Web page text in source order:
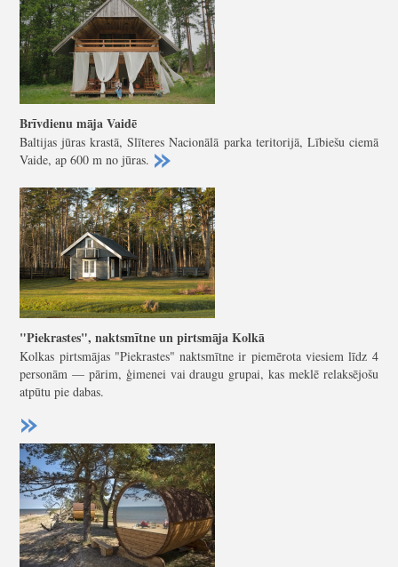
Brīvdienu māja Vaidē
Baltijas jūras krastā, Slīteres Nacionālā parka teritorijā, Lībiešu ciemā
Vaide, ap 600 m no jūras.
"Piekrastes", naktsmītne un pirtsmāja Kolkā
Kolkas pirtsmājas "Piekrastes" naktsmītne ir piemērota viesiem līdz 4
personām — pārim, ģimenei vai draugu grupai, kas meklē relaksējošu
atpūtu pie dabas.